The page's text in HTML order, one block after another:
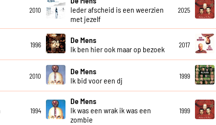
2010
Ieder afscheid is een weerzien
met jezelf
2025
1996
De Mens
Ik ben hier ook maar op bezoek
2017
2010
De Mens
Ik bid voor een dj
1999
1994
De Mens
Ik was een wrak ik was een
zombie
1999